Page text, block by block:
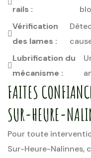
rails :
Vérification
des lames :
Lubrification du
mécanisme :
FAITES
SUR-HEURE-
Pour toute
Sur-Heure-Nalinnes,